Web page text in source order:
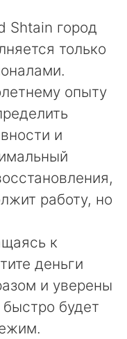
Shtain город
только
опыту
и
работу, но
к
деньги
и уверены
будет